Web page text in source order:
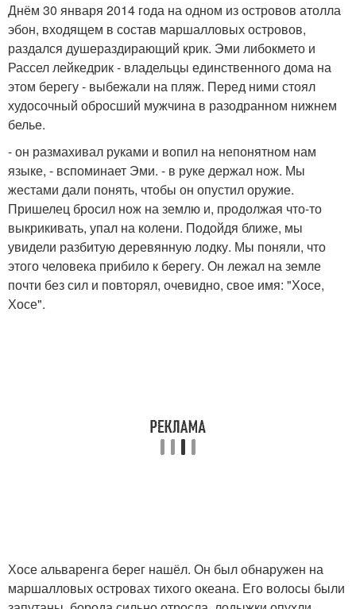
Днём 30 января 2014 года на одном из островов атолла
эбон, входящем в состав маршалловых островов,
раздался душераздирающий крик. Эми либокмето и
Рассел лейкедрик - владельцы единственного дома на
этом берегу - выбежали на пляж. Перед ними стоял
худосочный обросший мужчина в разодранном нижнем
белье.
- он размахивал руками и вопил на непонятном нам
языке, - вспоминает Эми. - в руке держал нож. Мы
жестами дали понять, чтобы он опустил оружие.
Пришелец бросил нож на землю и, продолжая что-то
выкрикивать, упал на колени. Подойдя ближе, мы
увидели разбитую деревянную лодку. Мы поняли, что
этого человека прибило к берегу. Он лежал на земле
почти без сил и повторял, очевидно, свое имя: "Хосе,
Хосе".
Хосе альваренга берег нашёл. Он был обнаружен на
маршалловых островах тихого океана. Его волосы были